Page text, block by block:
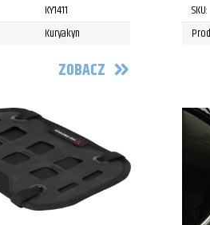
KY1411
Kuryakyn
ZOBACZ
SKU: